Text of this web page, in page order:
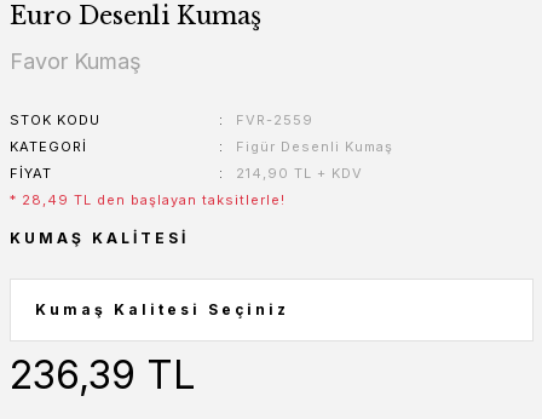
Euro Desenli Kumaş
Favor Kumaş
STOK KODU
FVR-2559
KATEGORI
Figür Desenli Kumaş
FIYAT
214,90 TL + KDV
* 28,49 TL den başlayan taksitlerle!
KUMAŞ KALITESI
236,39 TL